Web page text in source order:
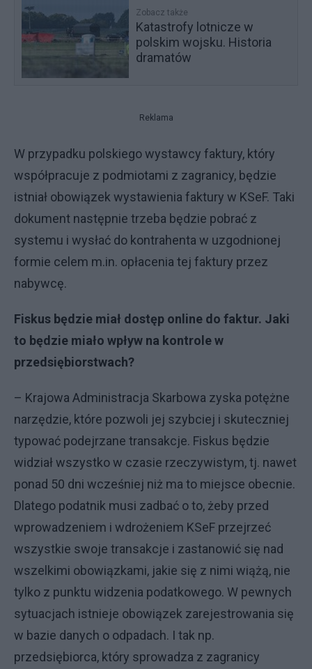
Zobacz także
Katastrofy lotnicze w
polskim wojsku. Historia
dramatów
Reklama
W przypadku polskiego wystawcy faktury, który
współpracuje z podmiotami z zagranicy, będzie
istniał obowiązek wystawienia faktury w KSeF. Taki
dokument następnie trzeba będzie pobrać z
systemu i wysłać do kontrahenta w uzgodnionej
formie celem m.in. opłacenia tej faktury przez
nabywcę.
Fiskus będzie miał dostęp online do faktur. Jaki
to będzie miało wpływ na kontrole w
przedsiębiorstwach?
– Krajowa Administracja Skarbowa zyska potężne
narzędzie, które pozwoli jej szybciej i skuteczniej
typować podejrzane transakcje. Fiskus będzie
widział wszystko w czasie rzeczywistym, tj. nawet
ponad 50 dni wcześniej niż ma to miejsce obecnie.
Dlatego podatnik musi zadbać o to, żeby przed
wprowadzeniem i wdrożeniem KSeF przejrzeć
wszystkie swoje transakcje i zastanowić się nad
wszelkimi obowiązkami, jakie się z nimi wiążą, nie
tylko z punktu widzenia podatkowego. W pewnych
sytuacjach istnieje obowiązek zarejestrowania się
w bazie danych o odpadach. I tak np.
przedsiębiorca, który sprowadza z zagranicy